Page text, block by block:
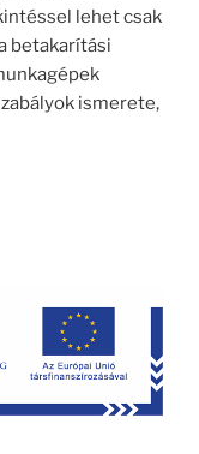
lehet csak
betakarítási
ismerete,